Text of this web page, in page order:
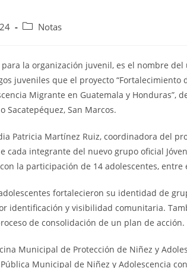
Notas
la organización juvenil, es el nombre
juveniles que el proyecto “Fortalecimiento
Migrante en Guatemala y Honduras”,
Sacatepéquez, San Marcos.
Patricia Martínez Ruiz, coordinadora del
cada integrante del nuevo grupo oficial
la participación de 14 adolescentes,
fortalecieron su identidad de
identificación y visibilidad comunitaria.
de consolidación de un plan de acción.
Municipal de Protección de Niñez y
Municipal de Niñez y Adolescencia